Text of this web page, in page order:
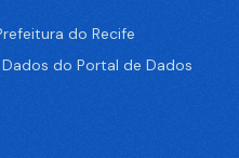
do Recife
do Portal de Dados